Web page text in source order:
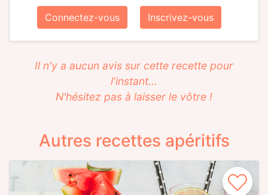
Connectez-vous Inscrivez-vous
Il n'y a aucun avis sur cette recette pour
l'instant...
N'hésitez pas à laisser le vôtre !
Autres recettes apéritifs